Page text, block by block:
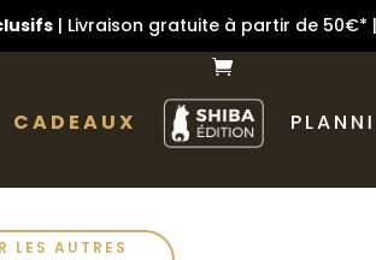
| Livraison gratuite à partir de 50€* |
CADEAUX
LES AUTRES